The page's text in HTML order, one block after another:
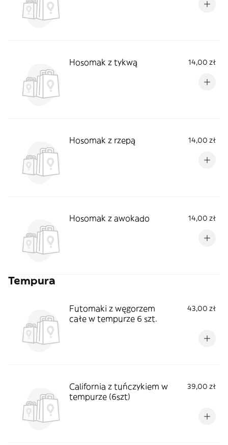
Hosomak z tykwą 14,00 zł
Hosomak z rzepą 14,00 zł
Hosomak z awokado 14,00 zł
Tempura
Futomaki z węgorzem
całe w tempurze 6 szt.
43,00 zł
California z tuńczykiem w
tempurze (6szt)
39,00 zł